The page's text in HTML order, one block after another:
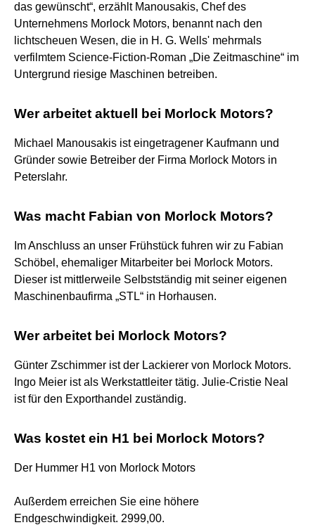
das gewünscht“, erzählt Manousakis, Chef des
Unternehmens Morlock Motors, benannt nach den
lichtscheuen Wesen, die in H. G. Wells' mehrmals
verfilmtem Science-Fiction-Roman „Die Zeitmaschine“ im
Untergrund riesige Maschinen betreiben.
Wer arbeitet aktuell bei Morlock Motors?
Michael Manousakis ist eingetragener Kaufmann und
Gründer sowie Betreiber der Firma Morlock Motors in
Peterslahr.
Was macht Fabian von Morlock Motors?
Im Anschluss an unser Frühstück fuhren wir zu Fabian
Schöbel, ehemaliger Mitarbeiter bei Morlock Motors.
Dieser ist mittlerweile Selbstständig mit seiner eigenen
Maschinenbaufirma „STL“ in Horhausen.
Wer arbeitet bei Morlock Motors?
Günter Zschimmer ist der Lackierer von Morlock Motors.
Ingo Meier ist als Werkstattleiter tätig. Julie-Cristie Neal
ist für den Exporthandel zuständig.
Was kostet ein H1 bei Morlock Motors?
Der Hummer H1 von Morlock Motors
Außerdem erreichen Sie eine höhere
Endgeschwindigkeit. 2999,00.